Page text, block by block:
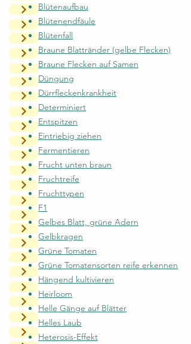
Blütenaufbau
Blütenendfäule
Blütenfall
Braune Blattränder (gelbe Flecken)
Braune Flecken auf Samen
Düngung
Dürrfleckenkrankheit
Determiniert
Entspitzen
Eintriebig ziehen
Fermentieren
Frucht unten braun
Fruchtreife
Fruchttypen
F1
Gelbes Blatt, grüne Adern
Gelbkragen
Grüne Tomaten
Grüne Tomatensorten reife erkennen
Hängend kultivieren
Heirloom
Helle Gänge auf Blätter
Helles Laub
Heterosis-Effekt